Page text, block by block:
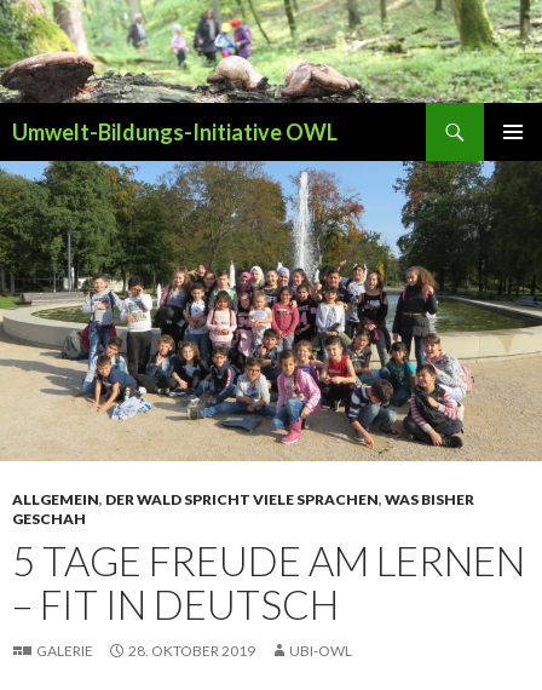
Umwelt-Bildungs-Initiative OWL
MENÜ
ALLGEMEIN, DER WALD SPRICHT VIELE SPRACHEN, WAS BISHER
GESCHAH
5 TAGE FREUDE AM LERNEN
– FIT IN DEUTSCH
GALERIE 28. OKTOBER 2019 UBI-OWL